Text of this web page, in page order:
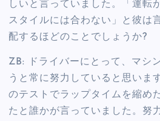
しいと言っていました。「運転
スタイルには合わない」と彼は
配するほどのことでしょうか?
ZB: ドライバーにとって、マシ
うと常に努力していると思いま
のテストでラップタイムを縮め
たと誰かが言っていました。努